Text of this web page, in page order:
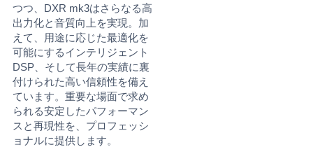
つつ、DXR mk3はさらなる高
出力化と音質向上を実現。加
えて、用途に応じた最適化を
可能にするインテリジェント
DSP、そして長年の実績に裏
付けられた高い信頼性を備え
ています。重要な場面で求め
られる安定したパフォーマン
スと再現性を、プロフェッシ
ョナルに提供します。